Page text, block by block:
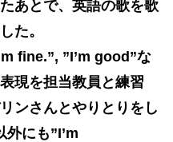
あとで、英語の歌を歌
た。
fine.”, ”I’m good”な
現を担当教員と練習
ンさんとやりとりをし
外にも”I’m